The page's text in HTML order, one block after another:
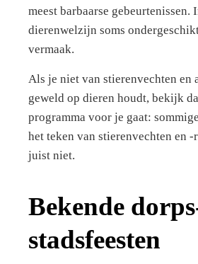
meest barbaarse gebeurtenissen.
dierenwelzijn soms
vermaak.
Als je niet van stierenvechten en
geweld op dieren houdt, bekijk
programma voor je gaat:
het teken van stierenvechten en -
juist niet.
Bekende
stadsfeesten